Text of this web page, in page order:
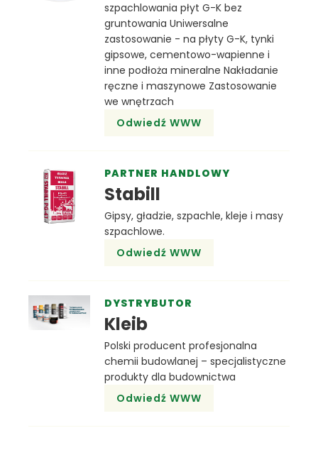
szpachlowania płyt G-K bez
gruntowania Uniwersalne
zastosowanie - na płyty G-K, tynki
gipsowe, cementowo-wapienne i
inne podłoża mineralne Nakładanie
ręczne i maszynowe Zastosowanie
we wnętrzach
Odwiedź WWW
PARTNER HANDLOWY
Stabill
Gipsy, gładzie, szpachle, kleje i masy
szpachlowe.
Odwiedź WWW
DYSTRYBUTOR
Kleib
Polski producent profesjonalna
chemii budowlanej – specjalistyczne
produkty dla budownictwa
Odwiedź WWW